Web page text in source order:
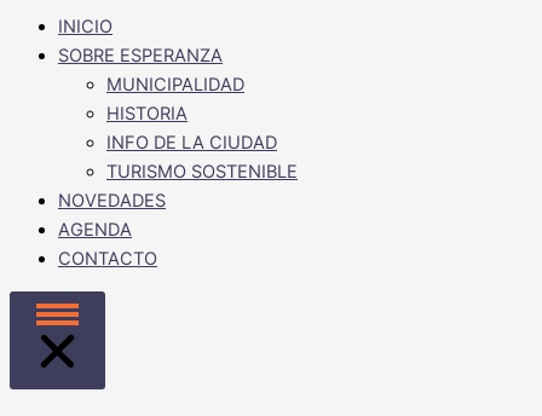
INICIO
SOBRE ESPERANZA
MUNICIPALIDAD
HISTORIA
INFO DE LA CIUDAD
TURISMO SOSTENIBLE
NOVEDADES
AGENDA
CONTACTO